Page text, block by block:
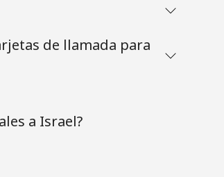
de llamada para
a Israel?